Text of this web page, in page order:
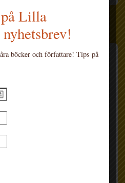
Mia Öström
endast användas i
alltid anges vid publicering.
Lilla
böcker och författare! Tips på